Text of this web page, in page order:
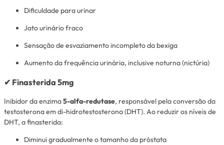
Dificuldade para urinar
Jato urinário fraco
Sensação de esvaziamento incompleto da bexiga
Aumento da frequência urinária, inclusive noturna (nictúria)
✔ Finasterida 5mg
Inibidor da enzima5-alfa-redutase, responsável pela conversão da
testosterona em di-hidrotestosterona (DHT). Ao reduzir os níveis de
DHT, a finasterida:
Diminui gradualmente o tamanho da próstata